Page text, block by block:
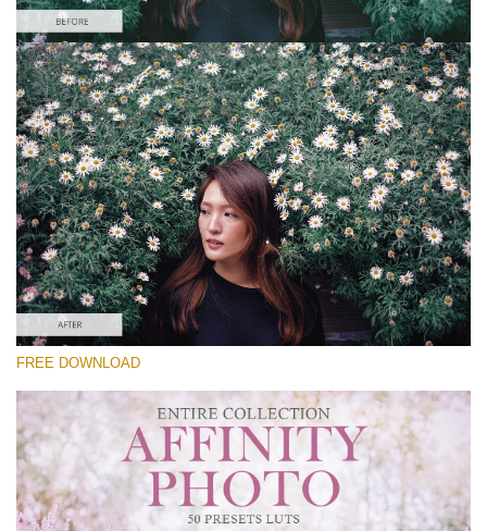
Please select
Free Affinity Preset #14
Premium Collection
Free download
FREE DOWNLOAD